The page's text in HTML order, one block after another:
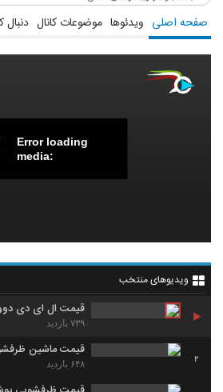
صفحه اصلی ویدئوها موضوعات کانال دنبال
Error loading
media:
ویدیوهای منتخب
قیمت ال ای دی
۷۳۹ بازدید
2
قیمت ماشین
۶۴۸ بازدید